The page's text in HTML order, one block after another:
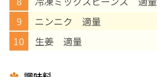
ニンニク 適量
生姜 適量